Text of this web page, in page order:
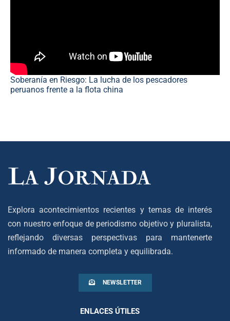
Soberanía en Riesgo: La lucha de los pescadores
peruanos frente a la flota china
Explora acontecimientos recientes y temas de interés
con nuestro enfoque de periodismo objetivo y pluralista,
reflejando diversas perspectivas para mantenerte
informado de manera completa y equilibrada.
NEWSLETTER
ENLACES ÚTILES